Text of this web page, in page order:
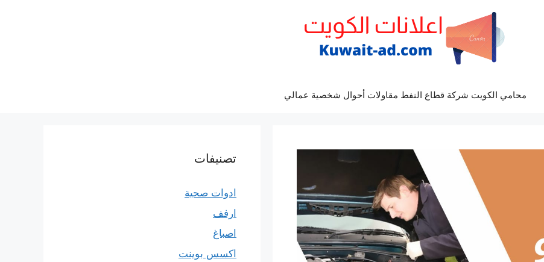
محامي الكويت شركة قطاع النفط مقاولات أحوال شخصية عمالي
تصنيفات
ادوات صحية
ارفف
اصباغ
اكسس بوينت